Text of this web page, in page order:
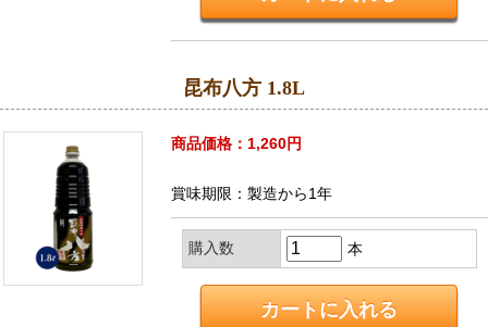
昆布八方 1.8L
商品価格：1,260円
賞味期限：製造から1年
購入数 本